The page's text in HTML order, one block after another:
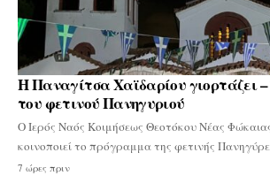
Η Παναγίτσα Χαϊδαρίου γιορτάζει
του φετινού Πανηγυριού
Ο Ιερός Ναός Κοιμήσεως Θεοτόκου Νέας
κοινοποιεί το πρόγραμμα της φετινής
7 ώρες πριν